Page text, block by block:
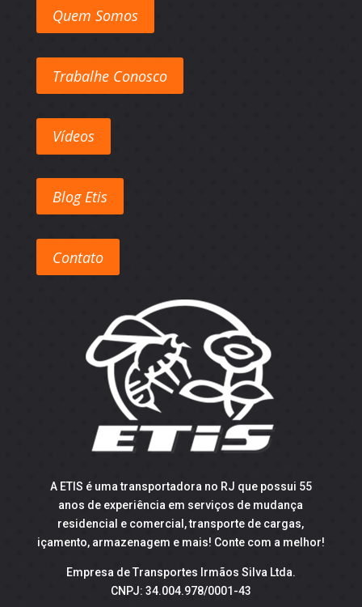
Quem Somos
Trabalhe Conosco
Vídeos
Blog Etis
Contato
A ETIS é uma transportadora no RJ que possui 55
anos de experiência em serviços de mudança
residencial e comercial, transporte de cargas,
içamento, armazenagem e mais! Conte com a melhor!
Empresa de Transportes Irmãos Silva Ltda.
CNPJ: 34.004.978/0001-43